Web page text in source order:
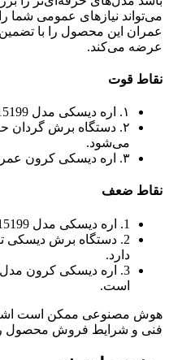
می‌تواند نیازهای عمومی شما
عمران این محصول را با
عرضه می‌کند.
نقاط قوت
۱. اره دیسکی مدل CT15199 کرون قدرت برش دقیق دارد.
۲. دستگاه برش گردان
می‌شود.
۳. اره دیسکی کرون عمر طولانی و کیفیت ساخت عالی دارد.
نقاط ضعف
1. اره دیسکی مدل CT15199 کرون وزن نسبتاً سنگینی دارد.
2. دستگاه برش
دارد.
است.
هوش مصنوعی ممکن است
فنی و شرایط فروش محصول